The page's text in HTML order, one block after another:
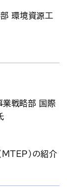
環境資源工
業戦略部 国際
MTEP）の紹介